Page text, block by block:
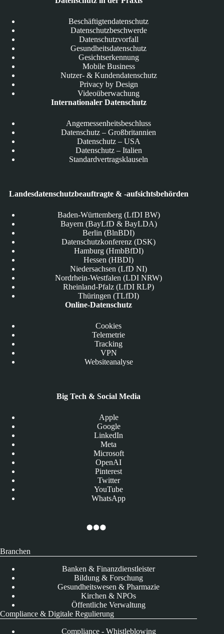
Beschäftigtendatenschutz
Datenschutzbeschwerde
Datenschutzvorfall
Gesundheitsdatenschutz
Gesichtserkennung
Mobile Business
Nutzer- & Kundendatenschutz
Privacy by Design
Videoüberwachung
Internationaler Datenschutz
Angemessenheitsbeschluss
Datenschutz – Großbritannien
Datenschutz – USA
Datenschutz – Italien
Standardvertragsklauseln
Landesdatenschutzbeauftragte & -aufsichtsbehörden
Baden-Württemberg (LfDI BW)
Bayern (BayLfD & BayLDA)
Berlin (BlnBDI)
Datenschutzkonferenz (DSK)
Hamburg (HmbBfDI)
Hessen (HBDI)
Niedersachsen (LfD NI)
Nordrhein-Westfalen (LDI NRW)
Rheinland-Pfalz (LfDI RLP)
Thüringen (TLfDI)
Online-Datenschutz
Cookies
Telemetrie
Tracking
VPN
Websiteanalyse
Big Tech & Social Media
Apple
Google
LinkedIn
Meta
Microsoft
OpenAI
Pinterest
Twitter
YouTube
WhatsApp
Branchen
Banken & Finanzdienstleister
Bildung & Forschung
Gesundheitswesen & Pharmazie
Kirchen & NPOs
Öffentliche Verwaltung
Compliance & Digitale Regulierung
Compliance - Whistleblowing